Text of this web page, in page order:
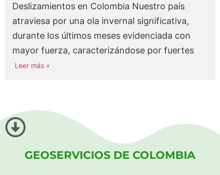
Deslizamientos en Colombia Nuestro país
atraviesa por una ola invernal significativa,
durante los últimos meses evidenciada con
mayor fuerza, caracterizándose por fuertes
Leer más »
GEOSERVICIOS DE COLOMBIA